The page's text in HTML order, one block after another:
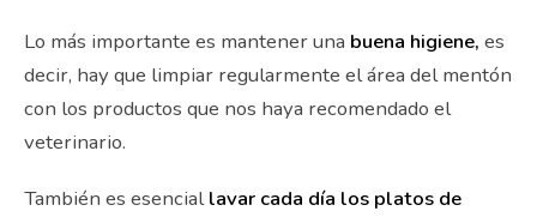
Lo más importante es mantener una buena higiene, es
decir, hay que limpiar regularmente el área del mentón
con los productos que nos haya recomendado el
veterinario.
También es esenciallavar cada día los platos de